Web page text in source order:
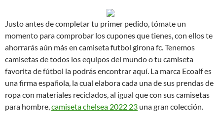
Justo antes de completar tu primer pedido, tómate un
momento para comprobar los cupones que tienes, con ellos te
ahorrarás aún más en camiseta futbol girona fc. Tenemos
camisetas de todos los equipos del mundo o tu camiseta
favorita de fútbol la podrás encontrar aquí. La marca Ecoalf es
una firma española, la cual elabora cada una de sus prendas de
ropa con materiales reciclados, al igual que con sus camisetas
para hombre,camiseta chelsea 2022 23 una gran colección.